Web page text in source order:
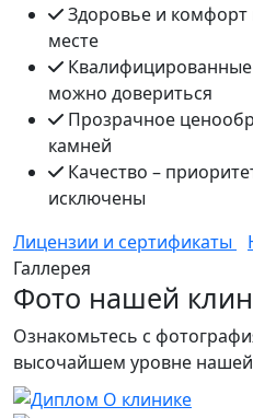
Здоровье и
месте
можно довериться
Прозрачное
камней
Качество –
исключены
Лицензии и сертификаты
Галлерея
Фото нашей
Ознакомьтесь с
высочайшем уровне нашей